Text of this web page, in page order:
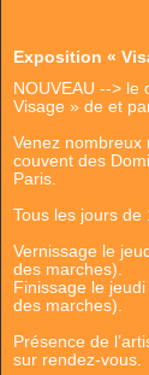
Exposition «
NOUVEAU -->
Visage » de et
Venez
couvent des
Paris.
Tous les jours
Vernissage le
des marches).
Finissage le
des marches).
Présence de
sur rendez-vous.